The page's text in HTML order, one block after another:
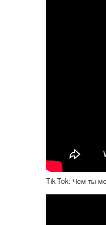
Tik-Tok: Чем ты